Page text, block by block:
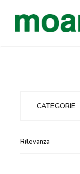
CATEGORIE
Rilevanza